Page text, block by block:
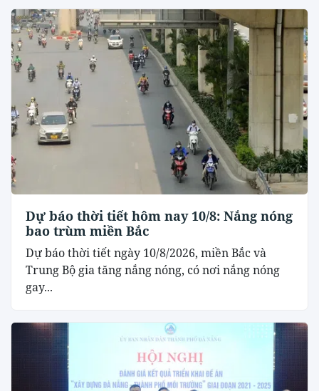
Dự báo thời tiết hôm nay 10/8: Nắng nóng
bao trùm miền Bắc
Dự báo thời tiết ngày 10/8/2026, miền Bắc và
Trung Bộ gia tăng nắng nóng, có nơi nắng nóng
gay...